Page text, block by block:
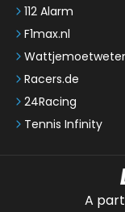
112 Alarm
F1max.nl
Racers.de
24Racing
Tennis Infinity
A part